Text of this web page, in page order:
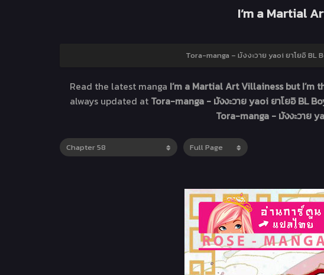
I’m a Martial
Tora-manga – มังงะวาย yaoi ยาโยอิ BL
Read the latest manga I’m a Martial Art Villainess but I’m
always updated at Tora-manga - มังงะวาย yaoi ยาโยอิ BL
Tora-manga - มังงะวาย